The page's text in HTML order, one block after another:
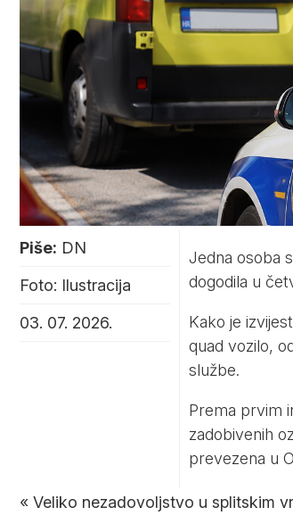
Piše: DN
Foto: Ilustracija
03. 07. 2026.
Jedna osoba
dogodila u
Kako je
quad vozilo,
službe.
Prema prvim
zadobivenih
prevezena u
« Veliko nezadovoljstvo u splitskim